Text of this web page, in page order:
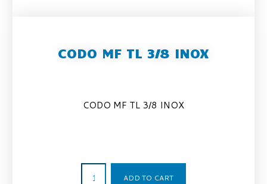
CODO MF TL 3/8 INOX
CODO MF TL 3/8 INOX
ADD TO CART